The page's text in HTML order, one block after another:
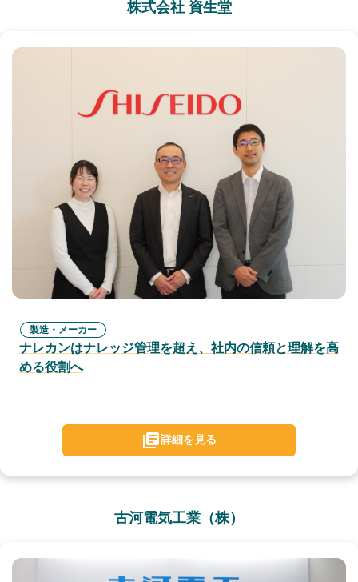
株式会社 資生堂
製造・メーカー
ナレカンはナレッジ管理を超え、社内の信頼と理解を高
める役割へ
詳細を見る
古河電気工業（株）